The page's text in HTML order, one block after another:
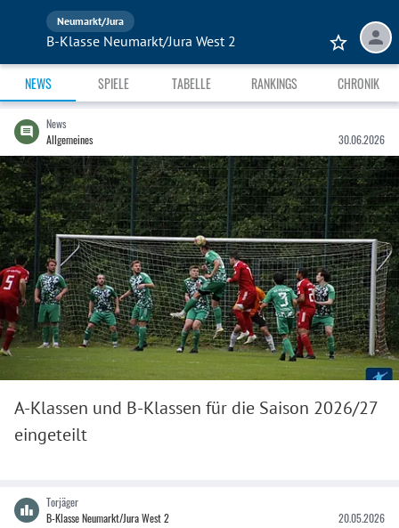
Neumarkt/Jura
B-Klasse Neumarkt/Jura West 2
NEWS SPIELE TABELLE RANKINGS CHRONIK
News
Allgemeines
30.06.2026
A-Klassen und B-Klassen für die Saison 2026/27
eingeteilt
Torjäger
B-Klasse Neumarkt/Jura West 2
20.05.2026